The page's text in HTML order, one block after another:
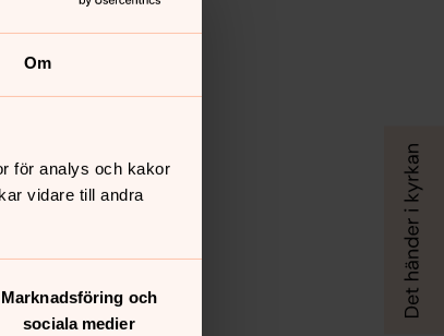
Om
för analys och kakor
vidare till andra
Marknadsföring och
sociala medier